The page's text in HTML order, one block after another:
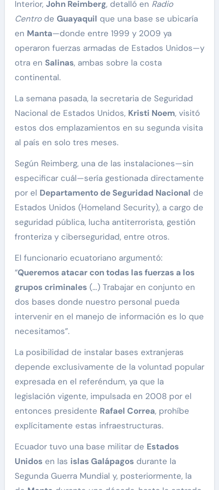
Interior, John Reimberg, detalló en Radio
Centrode Guayaquil que una base se ubicaría
en Manta—donde entre 1999 y 2009 ya
operaron fuerzas armadas de Estados Unidos—y
otra en Salinas, ambas sobre la costa
continental.
La semana pasada, la secretaria de Seguridad
Nacional de Estados Unidos, Kristi Noem, visitó
estos dos emplazamientos en su segunda visita
al país en solo tres meses.
Según Reimberg, una de las instalaciones—sin
especificar cuál—sería gestionada directamente
por el Departamento de Seguridad Nacional de
Estados Unidos (Homeland Security), a cargo de
seguridad pública, lucha antiterrorista, gestión
fronteriza y ciberseguridad, entre otros.
El funcionario ecuatoriano argumentó:
“Queremos atacar con todas las fuerzas a los
grupos criminales(…) Trabajar en conjunto en
dos bases donde nuestro personal pueda
intervenir en el manejo de información es lo que
necesitamos”.
La posibilidad de instalar bases extranjeras
depende exclusivamente de la voluntad popular
expresada en el referéndum, ya que la
legislación vigente, impulsada en 2008 por el
entonces presidente Rafael Correa, prohíbe
explícitamente estas infraestructuras.
Ecuador tuvo una base militar de Estados
Unidosen las islas Galápagosdurante la
Segunda Guerra Mundial y, posteriormente, la